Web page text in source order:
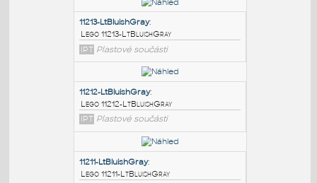
PODOBNÉ BLOKY
11213-LtBluishGray:
Lego 11213-LtBluishGray
IPT Plastové součásti